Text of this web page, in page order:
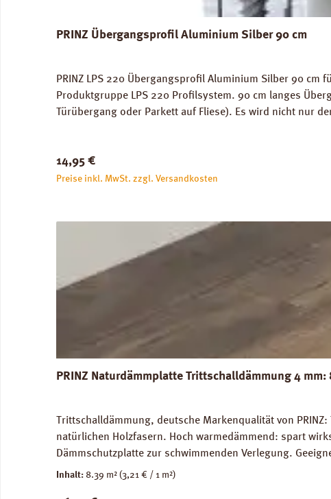
PRINZ Übergangsprofil Aluminium Silber 90 cm
PRINZ LPS 220 Übergangsprofil Aluminium Silber 90 cm
Produktgruppe LPS 220 Profilsystem. 90 cm langes
Türübergang oder Parkett auf Fliese). Es wird nicht nur
Regulärer Preis:
14,95 €
Preise inkl. MwSt. zzgl. Versandkosten
PRINZ Naturdämmplatte Trittschalldämmung 4 mm:
Trittschalldämmung, deutsche Markenqualität von
natürlichen Holzfasern. Hoch warmedämmend: spart
Dämmschutzplatte zur schwimmenden Verlegung.
Trittschalldämmung: 19 dB, Gehschallverbesserung: 7
Inhalt: 8.39 m² (3,21 € / 1 m²)